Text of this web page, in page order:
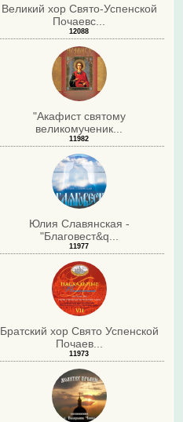
Великий хор Свято-Успенской
Почаевс...
12088
"Акафист святому
великомученик...
11982
Юлия Славянская -
"Благовест&q...
11977
Братский хор Свято Успенской
Почаев...
11973